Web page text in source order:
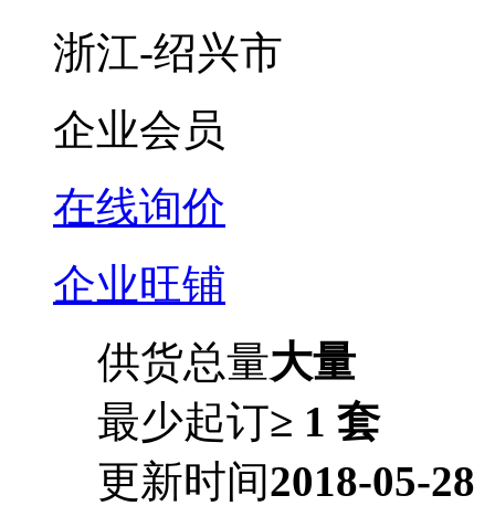
浙江-绍兴市
企业会员
在线询价
企业旺铺
供货总量大量
最少起订≥ 1 套
更新时间2018-05-28